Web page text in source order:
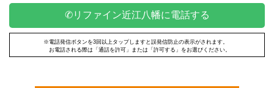
✆リファイン近江八幡に電話する
※電話発信ボタンを3回以上タップしますと誤発信防止の表示がされます。
お電話される際は「通話を許可」または「許可する」をお選びください。